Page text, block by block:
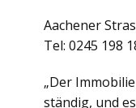
Aachener
Tel: 0245 198
„Der
ständig, und